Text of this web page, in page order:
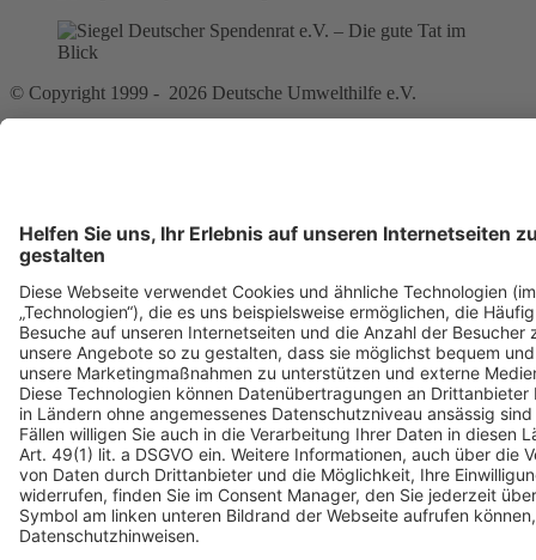
© Copyright 1999 - 2026 Deutsche Umwelthilfe e.V.